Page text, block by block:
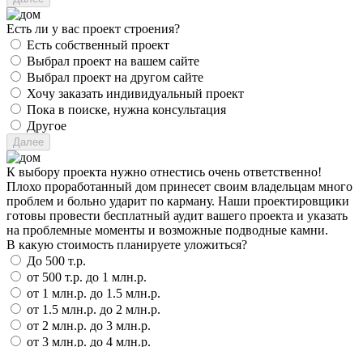
Есть ли у вас проект строения?
Есть собственный проект
Выбрал проект на вашем сайте
Выбрал проект на другом сайте
Хочу заказать индивидуальный проект
Пока в поиске, нужна консультация
Другое
К выбору проекта нужно отнестись очень ответственно!
Плохо проработанный дом принесет своим владельцам много
проблем и больно ударит по карману. Наши проектировщики
готовы провести бесплатный аудит вашего проекта и указать
на проблемные моменты и возможные подводные камни.
В какую стоимость планируете уложиться?
До 500 т.р.
от 500 т.р. до 1 млн.р.
от 1 млн.р. до 1.5 млн.р.
от 1.5 млн.р. до 2 млн.р.
от 2 млн.р. до 3 млн.р.
от 3 млн.р. до 4 млн.р.